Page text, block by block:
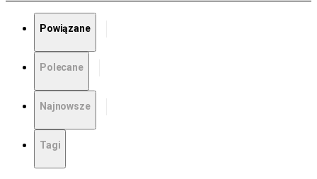
Powiązane
Polecane
Najnowsze
Tagi